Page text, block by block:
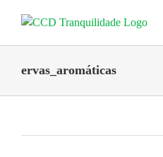
ervas_aromáticas